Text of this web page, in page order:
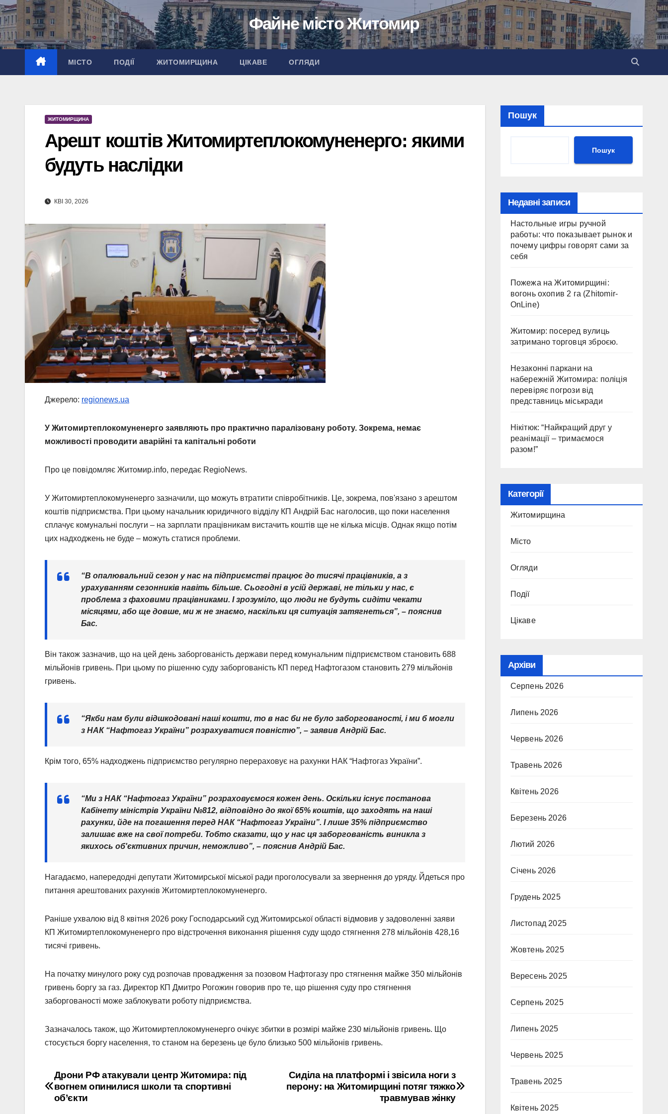
Перейти
до
вмісту
Файне місто Житомир
МІСТО ПОДІЇ ЖИТОМИРЩИНА ЦІКАВЕ ОГЛЯДИ
ЖИТОМИРЩИНА
Арешт коштів Житомиртеплокомуненерго: якими
будуть наслідки
КВІ 30, 2026
Джерело: regionews.ua
У Житомиртеплокомуненерго заявляють про практично паралізовану роботу. Зокрема, немає
можливості проводити аварійні та капітальні роботи
Про це повідомляє Житомир.info, передає RegioNews.
У Житомиртеплокомуненерго зазначили, що можуть втратити співробітників. Це, зокрема, пов'язано з арештом
коштів підприємства. При цьому начальник юридичного відділу КП Андрій Бас наголосив, що поки населення
сплачує комунальні послуги – на зарплати працівникам вистачить коштів ще не кілька місців. Однак якщо потім
цих надходжень не буде – можуть статися проблеми.
“В опалювальний сезон у нас на підприємстві працює до тисячі працівників, а з
урахуванням сезонників навіть більше. Сьогодні в усій державі, не тільки у нас, є
проблема з фаховими працівниками. І зрозуміло, що люди не будуть сидіти чекати
місяцями, або ще довше, ми ж не знаємо, наскільки ця ситуація затягнеться”, – пояснив
Бас.
Він також зазначив, що на цей день заборгованість держави перед комунальним підприємством становить 688
мільйонів гривень. При цьому по рішенню суду заборгованість КП перед Нафтогазом становить 279 мільйонів
гривень.
“Якби нам були відшкодовані наші кошти, то в нас би не було заборгованості, і ми б могли
з НАК “Нафтогаз України” розрахуватися повністю”, – заявив Андрій Бас.
Крім того, 65% надходжень підприємство регулярно перераховує на рахунки НАК “Нафтогаз України”.
“Ми з НАК “Нафтогаз України” розраховуємося кожен день. Оскільки існує постанова
Кабінету міністрів України №812, відповідно до якої 65% коштів, що заходять на наші
рахунки, йде на погашення перед НАК “Нафтогаз України”. І лише 35% підприємство
залишає вже на свої потреби. Тобто сказати, що у нас ця заборгованість виникла з
якихось об'єктивних причин, неможливо”, – пояснив Андрій Бас.
Нагадаємо, напередодні депутати Житомирської міської ради проголосували за звернення до уряду. Йдеться про
питання арештованих рахунків Житомиртеплокомуненерго.
Раніше ухвалою від 8 квітня 2026 року Господарський суд Житомирської області відмовив у задоволенні заяви
КП Житомиртеплокомуненерго про відстрочення виконання рішення суду щодо стягнення 278 мільйонів 428,16
тисячі гривень.
На початку минулого року суд розпочав провадження за позовом Нафтогазу про стягнення майже 350 мільйонів
гривень боргу за газ. Директор КП Дмитро Рогожин говорив про те, що рішення суду про стягнення
заборгованості може заблокувати роботу підприємства.
Зазначалось також, що Житомиртеплокомуненерго очікує збитки в розмірі майже 230 мільйонів гривень. Що
стосується боргу населення, то станом на березень це було близько 500 мільйонів гривень.
Навігація
записів
Сиділа на платформі і звісила ноги з
перону: на Житомирщині потяг тяжко
травмував жінку
Дрони РФ атакували центр Житомира: під
вогнем опинилися школи та спортивні
об’єкти
Пошук
Пошук
Недавні записи
Настольные игры ручной
работы: что показывает рынок и
почему цифры говорят сами за
себя
Пожежа на Житомирщині:
вогонь охопив 2 га (Zhitomir-
OnLine)
Житомир: посеред вулиць
затримано торговця зброєю.
Незаконні паркани на
набережній Житомира: поліція
перевіряє погрози від
представниць міськради
Нікітюк: “Найкращий друг у
реанімації – тримаємося
разом!”
Категорії
Житомирщина
Місто
Огляди
Події
Цікаве
Архіви
Серпень 2026
Липень 2026
Червень 2026
Травень 2026
Квітень 2026
Березень 2026
Лютий 2026
Січень 2026
Грудень 2025
Листопад 2025
Жовтень 2025
Вересень 2025
Серпень 2025
Липень 2025
Червень 2025
Травень 2025
Квітень 2025